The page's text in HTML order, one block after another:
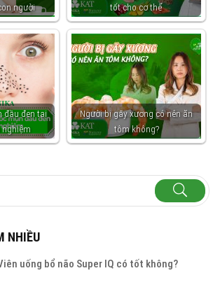
NHIỀU
uống bổ não Super IQ có tốt không?
người
tốt cho cơ thể
đầu đen tại
nghiệm
Người bị gãy xương có nên ăn
tôm không?